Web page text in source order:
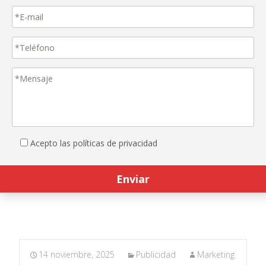
Acepto las políticas de privacidad
14 noviembre, 2025 Publicidad Marketing